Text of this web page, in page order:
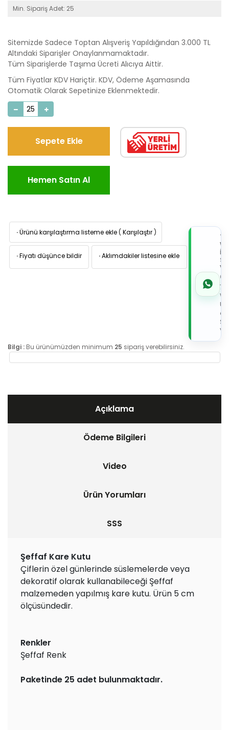
Min. Sipariş Adet: 25
Sitemizde Sadece Toptan Alışveriş Yapıldığından 3.000 TL
Altındaki Siparişler Onaylanmamaktadır.
Tüm Siparişlerde Taşıma Ücreti Alıcıya Aittir.
Tüm Fiyatlar KDV Hariçtir. KDV, Ödeme Aşamasında
Otomatik Olarak Sepetinize Eklenmektedir.
Sepete Ekle
Hemen Satın Al
·Ürünü karşılaştırma listeme ekle ( Karşılaştır )
·Fiyatı düşünce bildir ·Aklımdakiler listesine ekle
İLE
de
Bilgi : Bu ürünümüzden minimum 25 sipariş verebilirsiniz.
Açıklama
Ödeme Bilgileri
Video
Ürün Yorumları
SSS
Şeffaf Kare Kutu
Çiflerin özel günlerinde süslemelerde veya
dekoratif olarak kullanabileceği Şeffaf
malzemeden yapılmış kare kutu. Ürün 5 cm
ölçüsündedir.
Renkler
Şeffaf Renk
Paketinde 25 adet bulunmaktadır.